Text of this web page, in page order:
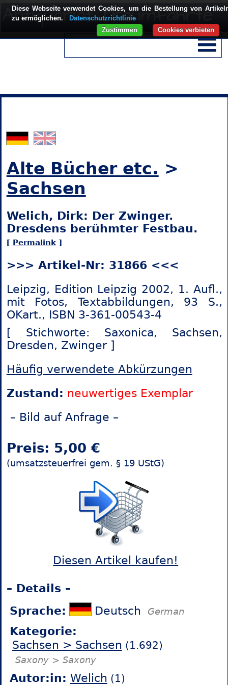
Alte Bücher etc. >
Sachsen
Welich, Dirk: Der Zwinger.
Dresdens berühmter Festbau.
[ Permalink]
>>> Artikel-Nr: 31866 <<<
Leipzig, Edition Leipzig 2002, 1. Aufl.,
mit Fotos, Textabbildungen, 93 S.,
OKart., ISBN 3-361-00543-4
[ Stichworte: Saxonica, Sachsen,
Dresden, Zwinger ]
Häufig verwendete Abkürzungen
Zustand: neuwertiges Exemplar
– Bild auf Anfrage –
Preis: 5,00 €
(umsatzsteuerfrei gem. § 19 UStG)
Diesen Artikel kaufen!
– Details –
Sprache:
Deutsch German
Kategorie:
Sachsen > Sachsen (1.692)
Saxony > Saxony
Autor:in: Welich (1)
Diese Webseite verwendet Cookies, um die Bestellung von
zu ermöglichen.
Datenschutzrichtlinie
Cookies verbieten
Zustimmen